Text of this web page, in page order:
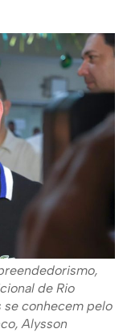
de Rio
se conhecem pelo
Alysson